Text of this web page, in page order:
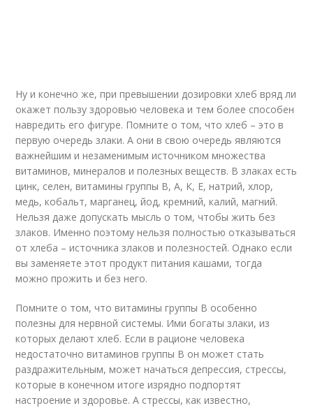
Ну и конечно же, при превышении дозировки хлеб вряд ли
окажет пользу здоровью человека и тем более способен
навредить его фигуре. Помните о том, что хлеб – это в
первую очередь злаки. А они в свою очередь являются
важнейшим и незаменимым источником множества
витаминов, минералов и полезных веществ. В злаках есть
цинк, селен, витамины группы В, А, К, Е, натрий, хлор,
медь, кобальт, марганец, йод, кремний, калий, магний.
Нельзя даже допускать мысль о том, чтобы жить без
злаков. Именно поэтому нельзя полностью отказываться
от хлеба – источника злаков и полезностей. Однако если
вы заменяете этот продукт питания кашами, тогда
можно прожить и без него.
Помните о том, что витамины группы В особенно
полезны для нервной системы. Ими богаты злаки, из
которых делают хлеб. Если в рационе человека
недостаточно витаминов группы В он может стать
раздражительным, может начаться депрессия, стрессы,
которые в конечном итоге изрядно подпортят
настроение и здоровье. А стрессы, как известно,